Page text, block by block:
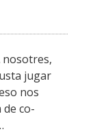
nosotres,
jugar
nos
co-